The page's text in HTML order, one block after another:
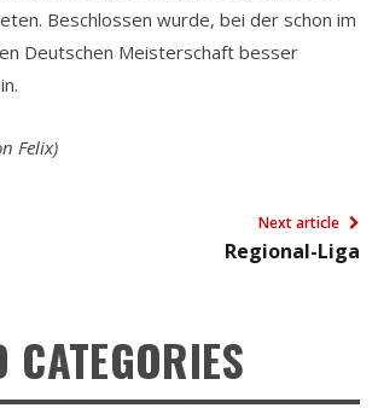
Beschlossen wurde, bei der schon im
Deutschen Meisterschaft besser
Felix)
Next article
Regional-Liga
CATEGORIES